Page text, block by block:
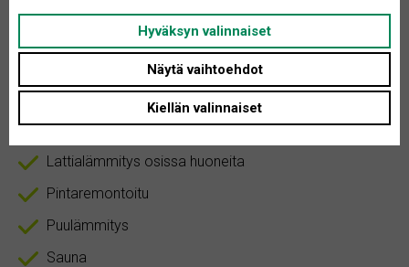
Keskuspölynimuri
Kodinhoitohuone
Lattialämmitys osissa huoneita
Pintaremontoitu
Puulämmitys
Sauna
Hyväksyn valinnaiset
Näytä vaihtoehdot
Kiellän valinnaiset